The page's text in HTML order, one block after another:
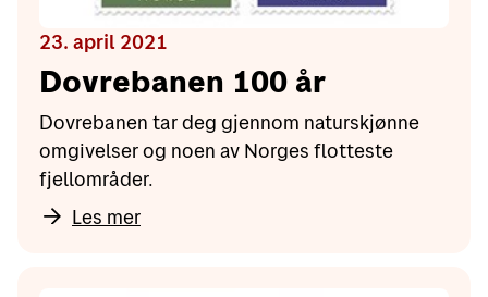
23. april 2021
Dovrebanen 100 år
Dovrebanen tar deg gjennom naturskjønne
omgivelser og noen av Norges flotteste
fjellområder.
Les mer